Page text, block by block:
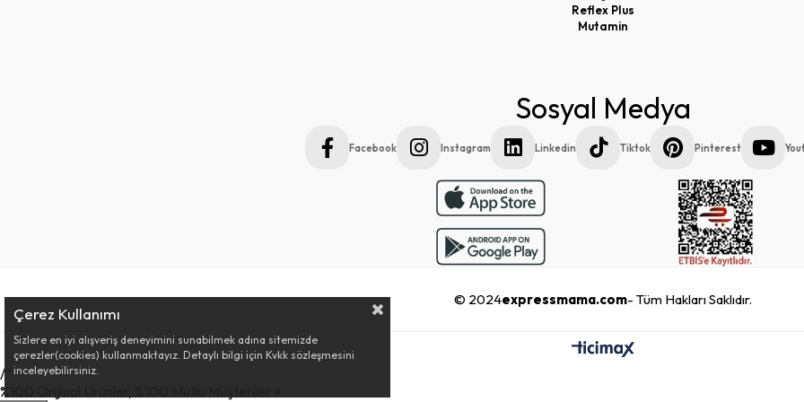
Reflex Plus
Mutamin
Sosyal Medya
Facebook Instagram Linkedin Tiktok Pinterest
© 2024expressmama.com- Tüm Hakları Saklıdır.
Çerez Kullanımı
Sizlere en iyi alışveriş deneyimini sunabilmek adına sitemizde
çerezler(cookies) kullanmaktayız. Detaylı bilgi için Kvkk sözleşmesini
inceleyebilirsiniz.
/*
%100 Orijinal Ürünler, %100 Mutlu Müşteriler